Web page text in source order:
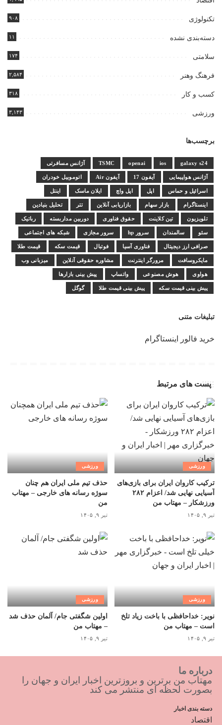
تکنولوژی ۹۰۸
دسته‌بندی نشده ۱۱
سلامتی ۱۷۴
فرهنگ وهنر ۲,۵۸۴
کسب و کار ۳۱۸
ورزشی ۳,۱۴۳
برچسب‌ها
galaxy s24
ios
openai
TSMC آژانس مسافرتی
آژانس هواپیمایی آیفون 17 آیفون Air اتوموبیل خودران
اسرائیل و حماس اپل اپل واچ ایلان ماسک اینتل
اینستاگرام بازار سهام بازاریابی آنلاین تتر تحلیل بنیادین
تلویزیون تین کلاینت حقوق فناوری دوربین مداربسته رباتیک
سئو سالمندان سرور hp سرور مجازی شبکه های اجتماعی
صرافی ارز دیجیتال فناوری آسیا فوتبال قیمت سکه قیمت طلا
مایکروسافت مرورگر اینترنت مشاوره حقوقی آنلاین میزبانی وب
هواوی هوش مصنوعی واتساپ پیش بینی بازارها
پیش بینی قیمت سکه پیش بینی قیمت طلا گوگل
تبلیغات متنی
خرید فالور اینستاگرام
پست های مرتبط
ورزشی
ترکیب کاروان ایران برای بازی‌های
آسیایی نهایی شد/ اعزام ۲۸۲
ورزشکار – مهتاب من
تیر ۹, ۱۴۰۵
ورزشی
حذف تیم ملی ایران هم چنان
سوژه رسانه های خارجی – مهتاب
من
تیر ۹, ۱۴۰۵
ورزشی
نویر: خداحافظی با باخت زیاد تلخ
است – مهتاب من
تیر ۹, ۱۴۰۵
ورزشی
اولین شگفتی جام/ آلمان حذف شد
– مهتاب من
تیر ۹, ۱۴۰۵
درباره ما
مهتاب من برترین و بروزترین اخبار ایران و جهان را
بصورت لحظه ای منتشر می کند
دسته بندی اخبار
اقتصاد